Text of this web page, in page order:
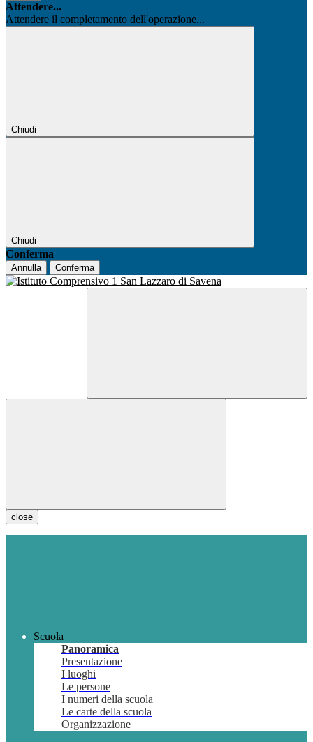
Attendere...
Attendere il completamento dell'operazione...
Chiudi
Chiudi
Conferma
Annulla Conferma
close
Scuola
Panoramica
Presentazione
I luoghi
Le persone
I numeri della scuola
Le carte della scuola
Organizzazione